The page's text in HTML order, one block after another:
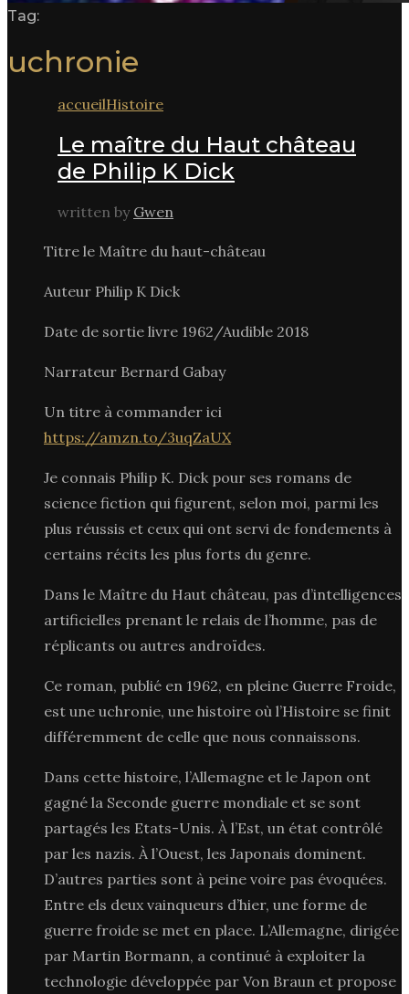
Tag:
uchronie
accueilHistoire
Le maître du Haut château
de Philip K Dick
written by Gwen
Titre le Maître du haut-château
Auteur Philip K Dick
Date de sortie livre 1962/Audible 2018
Narrateur Bernard Gabay
Un titre à commander ici
https://amzn.to/3uqZaUX
Je connais Philip K. Dick pour ses romans de
science fiction qui figurent, selon moi, parmi les
plus réussis et ceux qui ont servi de fondements à
certains récits les plus forts du genre.
Dans le Maître du Haut château, pas d’intelligences
artificielles prenant le relais de l’homme, pas de
réplicants ou autres androïdes.
Ce roman, publié en 1962, en pleine Guerre Froide,
est une uchronie, une histoire où l’Histoire se finit
différemment de celle que nous connaissons.
Dans cette histoire, l’Allemagne et le Japon ont
gagné la Seconde guerre mondiale et se sont
partagés les Etats-Unis. À l’Est, un état contrôlé
par les nazis. À l’Ouest, les Japonais dominent.
D’autres parties sont à peine voire pas évoquées.
Entre els deux vainqueurs d’hier, une forme de
guerre froide se met en place. L’Allemagne, dirigée
par Martin Bormann, a continué à exploiter la
technologie développée par Von Braun et propose